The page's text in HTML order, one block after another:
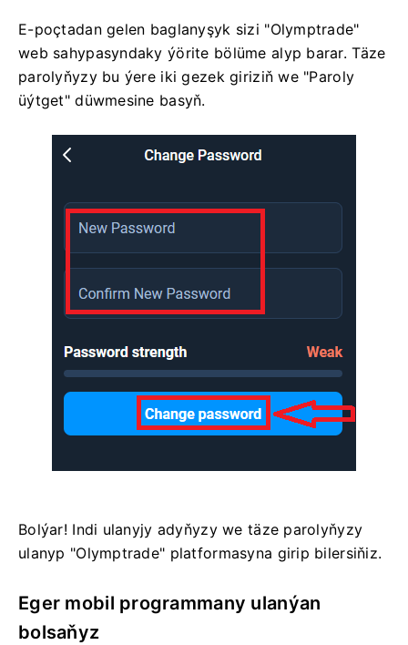
E-poçtadan gelen baglanyşyk sizi "Olymptrade"
web sahypasyndaky ýörite bölüme alyp barar. Täze
parolyňyzy bu ýere iki gezek giriziň we "Paroly
üýtget" düwmesine basyň.
Bolýar! Indi ulanyjy adyňyzy we täze parolyňyzy
ulanyp "Olymptrade" platformasyna girip bilersiňiz.
Eger mobil programmany ulanýan
bolsaňyz